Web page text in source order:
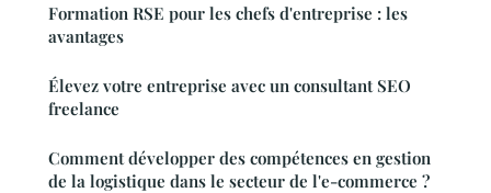
Formation RSE pour les chefs d'entreprise : les
avantages
Élevez votre entreprise avec un consultant SEO
freelance
Comment développer des compétences en gestion
de la logistique dans le secteur de l'e-commerce ?